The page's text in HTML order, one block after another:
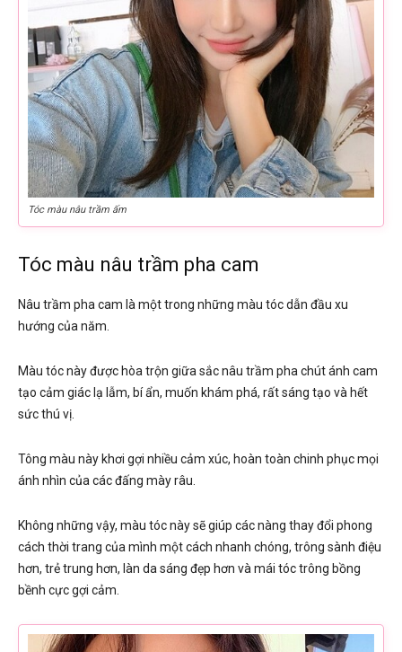
Tóc màu nâu trầm ấm
Tóc màu nâu trầm pha cam
Nâu trầm pha cam là một trong những màu tóc dẫn đầu xu
hướng của năm.
Màu tóc này được hòa trộn giữa sắc nâu trầm pha chút ánh cam
tạo cảm giác lạ lẫm, bí ẩn, muốn khám phá, rất sáng tạo và hết
sức thú vị.
Tông màu này khơi gợi nhiều cảm xúc, hoàn toàn chinh phục mọi
ánh nhìn của các đấng mày râu.
Không những vậy, màu tóc này sẽ giúp các nàng thay đổi phong
cách thời trang của mình một cách nhanh chóng, trông sành điệu
hơn, trẻ trung hơn, làn da sáng đẹp hơn và mái tóc trông bồng
bềnh cực gợi cảm.